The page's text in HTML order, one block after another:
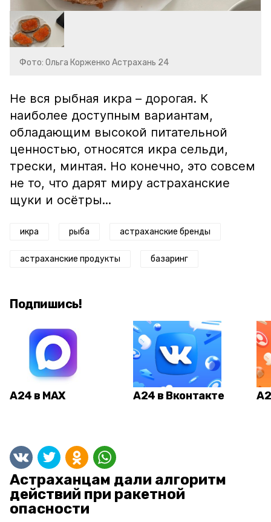
Фото: Ольга Корженко Астрахань 24
Не вся рыбная икра – дорогая. К
наиболее доступным вариантам,
обладающим высокой питательной
ценностью, относятся икра сельди,
трески, минтая. Но конечно, это совсем
не то, что дарят миру астраханские
щуки и осётры...
икра рыба астраханские бренды
астраханские продукты базаринг
Подпишись!
А24 в MAX А24 в Вконтакте
Астраханцам дали алгоритм
действий при ракетной
опасности